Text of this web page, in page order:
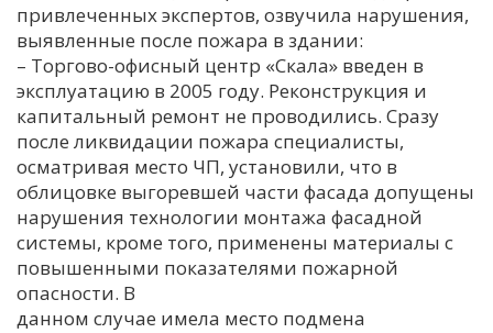
привлеченных экспертов, озвучила нарушения,
выявленные после пожара в здании:
– Торгово-офисный центр «Скала» введен в
эксплуатацию в 2005 году. Реконструкция и
капитальный ремонт не проводились. Сразу
после ликвидации пожара специалисты,
осматривая место ЧП, установили, что в
облицовке выгоревшей части фасада допущены
нарушения технологии монтажа фасадной
системы, кроме того, применены материалы с
повышенными показателями пожарной
опасности. В
данном случае имела место подмена